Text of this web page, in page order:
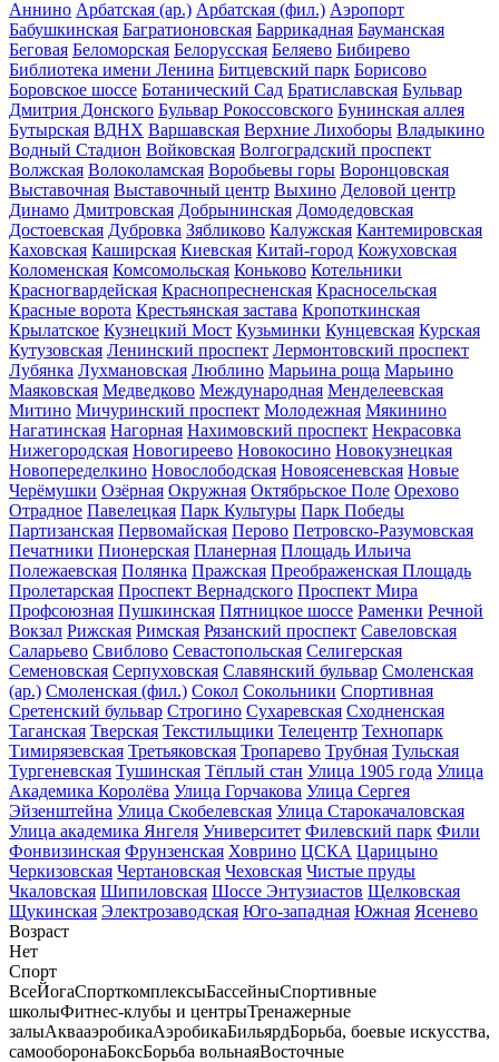
Аннино Арбатская (ар.) Арбатская (фил.) Аэропорт
Бабушкинская Багратионовская Баррикадная Бауманская
Беговая Беломорская Белорусская Беляево Бибирево
Библиотека имени Ленина Битцевский парк Борисово
Боровское шоссе Ботанический Сад Братиславская Бульвар
Дмитрия Донского Бульвар Рокоссовского Бунинская аллея
Бутырская ВДНХ Варшавская Верхние Лихоборы Владыкино
Водный Стадион Войковская Волгоградский проспект
Волжская Волоколамская Воробьевы горы Воронцовская
Выставочная Выставочный центр Выхино Деловой центр
Динамо Дмитровская Добрынинская Домодедовская
Достоевская Дубровка Зябликово Калужская Кантемировская
Каховская Каширская Киевская Китай-город Кожуховская
Коломенская Комсомольская Коньково Котельники
Красногвардейская Краснопресненская Красносельская
Красные ворота Крестьянская застава Кропоткинская
Крылатское Кузнецкий Мост Кузьминки Кунцевская Курская
Кутузовская Ленинский проспект Лермонтовский проспект
Лубянка Лухмановская Люблино Марьина роща Марьино
Маяковская Медведково Международная Менделеевская
Митино Мичуринский проспект Молодежная Мякинино
Нагатинская Нагорная Нахимовский проспект Некрасовка
Нижегородская Новогиреево Новокосино Новокузнецкая
Новопеределкино Новослободская Новоясеневская Новые
Черёмушки Озёрная Окружная Октябрьское Поле Орехово
Отрадное Павелецкая Парк Культуры Парк Победы
Партизанская Первомайская Перово Петровско-Разумовская
Печатники Пионерская Планерная Площадь Ильича
Полежаевская Полянка Пражская Преображенская Площадь
Пролетарская Проспект Вернадского Проспект Мира
Профсоюзная Пушкинская Пятницкое шоссе Раменки Речной
Вокзал Рижская Римская Рязанский проспект Савеловская
Саларьево Свиблово Севастопольская Селигерская
Семеновская Серпуховская Славянский бульвар Смоленская
(ар.) Смоленская (фил.) Сокол Сокольники Спортивная
Сретенский бульвар Строгино Сухаревская Сходненская
Таганская Тверская Текстильщики Телецентр Технопарк
Тимирязевская Третьяковская Тропарево Трубная Тульская
Тургеневская Тушинская Тёплый стан Улица 1905 года Улица
Академика Королёва Улица Горчакова Улица Сергея
Эйзенштейна Улица Скобелевская Улица Старокачаловская
Улица академика Янгеля Университет Филевский парк Фили
Фонвизинская Фрунзенская Ховрино ЦСКА Царицыно
Черкизовская Чертановская Чеховская Чистые пруды
Чкаловская Шипиловская Шоссе Энтузиастов Щелковская
Щукинская Электрозаводская Юго-западная Южная Ясенево
Возраст
Нет
Спорт
ВсеЙогаСпорткомплексыБассейныСпортивные
школыФитнес-клубы и центрыТренажерные
залыАквааэробикаАэробикаБильярдБорьба, боевые искусства,
самооборонаБоксБорьба вольнаяВосточные